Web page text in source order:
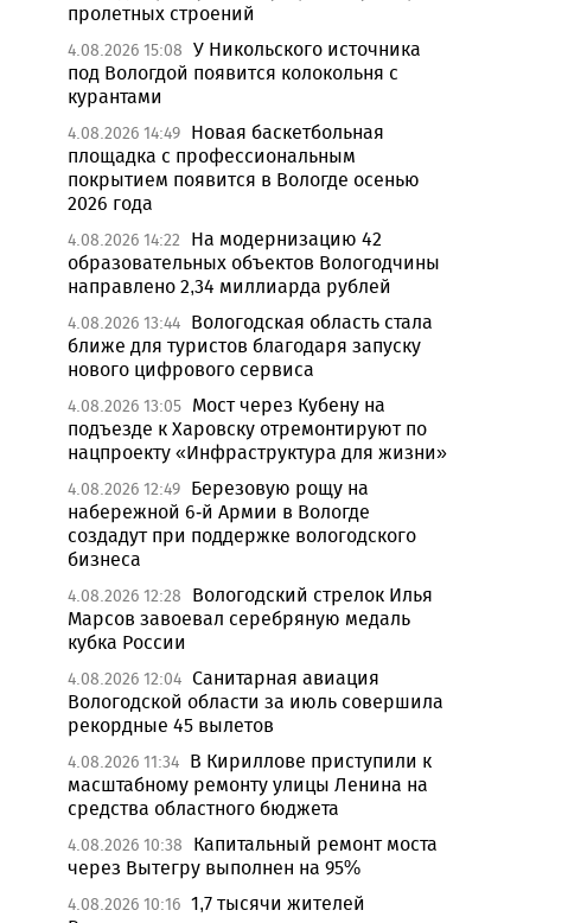
пролетных строений
4.08.2026 15:08 У Никольского источника
под Вологдой появится колокольня с
курантами
4.08.2026 14:49 Новая баскетбольная
площадка с профессиональным
покрытием появится в Вологде осенью
2026 года
4.08.2026 14:22
На модернизацию 42
образовательных объектов Вологодчины
направлено 2,34 миллиарда рублей
4.08.2026 13:44 Вологодская область стала
ближе для туристов благодаря запуску
нового цифрового сервиса
4.08.2026 13:05 Мост через Кубену на
подъезде к Харовску отремонтируют по
нацпроекту «Инфраструктура для жизни»
4.08.2026 12:49 Березовую рощу на
набережной 6-й Армии в Вологде
создадут при поддержке вологодского
бизнеса
4.08.2026 12:28
Вологодский стрелок Илья
Марсов завоевал серебряную медаль
кубка России
4.08.2026 12:04 Санитарная авиация
Вологодской области за июль совершила
рекордные 45 вылетов
4.08.2026 11:34 В Кириллове приступили к
масштабному ремонту улицы Ленина на
средства областного бюджета
4.08.2026 10:38
Капитальный ремонт моста
через Вытегру выполнен на 95%
4.08.2026 10:16 1,7 тысячи жителей